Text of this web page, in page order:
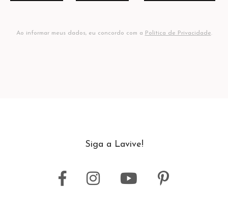
Ao informar meus dados, eu concordo com a Política de Privacidade.
Siga a Lavive!